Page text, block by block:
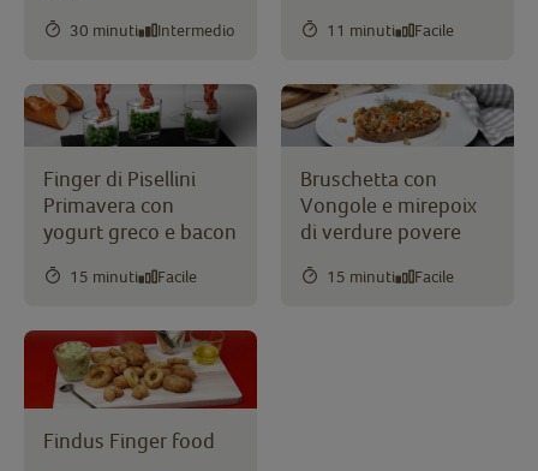
30 minuti Intermedio 11 minuti Facile
Finger di Pisellini
Primavera con
yogurt greco e bacon
15 minuti Facile
Bruschetta con
Vongole e mirepoix
di verdure povere
15 minuti Facile
Findus Finger food